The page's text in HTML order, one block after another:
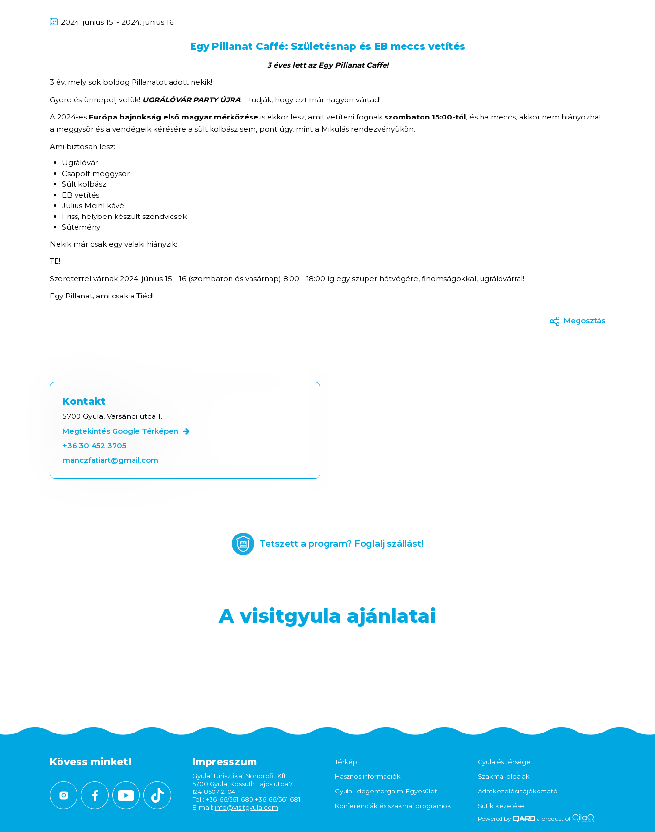
2024. június 15. - 2024. június 16.
Egy Pillanat Caffé: Születésnap és EB meccs vetítés
3 éves lett az Egy Pillanat Caffe!
3 év, mely sok boldog Pillanatot adott nekik!
Gyere és ünnepelj velük! UGRÁLÓVÁR PARTY ÚJRA! - tudják, hogy ezt már nagyon vártad!
A 2024-es Európa bajnokság első magyar mérkőzése is ekkor lesz, amit vetíteni fognak szombaton 15:00-tól, és ha meccs, akkor nem hiányozhat
a meggysör és a vendégeik kérésére a sült kolbász sem, pont úgy, mint a Mikulás rendezvényükön.
Ami biztosan lesz:
Ugrálóvár
Csapolt meggysör
Sült kolbász
EB vetítés
Julius Meinl kávé
Friss, helyben készült szendvicsek
Sütemény
Nekik már csak egy valaki hiányzik:
TE!
Szeretettel várnak 2024. június 15 - 16 (szombaton és vasárnap) 8:00 - 18:00-ig egy szuper hétvégére, finomságokkal, ugrálóvárral!
Egy Pillanat, ami csak a Tiéd!
Megosztás
Kontakt
5700 Gyula, Varsándi utca 1.
Megtekintés Google Térképen
+36 30 452 3705
manczfatiart@gmail.com
Tetszett a program? Foglalj szállást!
A visitgyula ajánlatai
Kövess minket! Impresszum
Gyulai Turisztikai Nonprofit Kft.
5700 Gyula, Kossuth Lajos utca 7.
12418507-2-04
Tel.: +36-66/561-680 +36-66/561-681
E-mail: info@visitgyula.com
Térkép
Hasznos információk
Gyulai Idegenforgalmi Egyesület
Konferenciák és szakmai programok
Gyula és térsége
Szakmai oldalak
Adatkezelési tájékoztató
Sütik kezelése
Powered by a product of